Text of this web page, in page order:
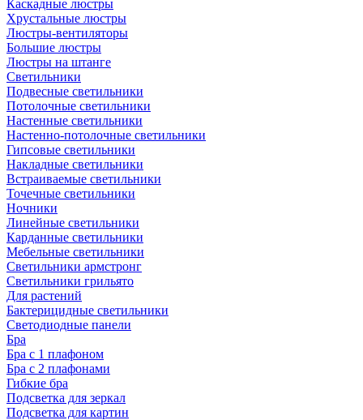
Каскадные люстры
Хрустальные люстры
Люстры-вентиляторы
Большие люстры
Люстры на штанге
Светильники
Подвесные светильники
Потолочные светильники
Настенные светильники
Настенно-потолочные светильники
Гипсовые светильники
Накладные светильники
Встраиваемые светильники
Точечные светильники
Ночники
Линейные светильники
Карданные светильники
Мебельные светильники
Светильники армстронг
Светильники грильято
Для растений
Бактерицидные светильники
Светодиодные панели
Бра
Бра с 1 плафоном
Бра с 2 плафонами
Гибкие бра
Подсветка для зеркал
Подсветка для картин